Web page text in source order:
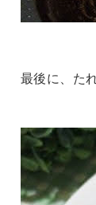
最後に、た